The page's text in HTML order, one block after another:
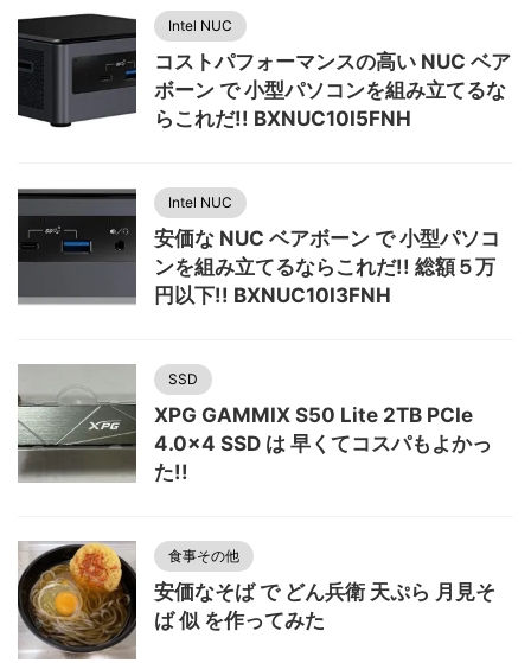
Intel NUC
コストパフォーマンスの高い NUC ベア
ボーン で 小型パソコンを組み立てるな
らこれだ!! BXNUC10I5FNH
Intel NUC
安価な NUC ベアボーン で 小型パソコ
ンを組み立てるならこれだ!! 総額５万
円以下!! BXNUC10I3FNH
SSD
XPG GAMMIX S50 Lite 2TB PCIe
4.0x4 SSD は 早くてコスパもよかっ
た!!
食事その他
安価なそば で どん兵衛 天ぷら 月見そ
ば 似 を作ってみた